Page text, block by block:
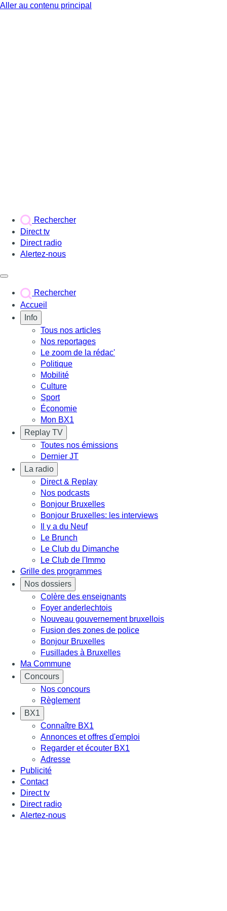
Aller au contenu principal
Rechercher
Direct tv
Direct radio
Alertez-nous
Rechercher
Accueil
Info
Tous nos articles
Nos reportages
Le zoom de la rédac'
Politique
Mobilité
Culture
Sport
Économie
Mon BX1
Replay TV
Toutes nos émissions
Dernier JT
La radio
Direct & Replay
Nos podcasts
Bonjour Bruxelles
Bonjour Bruxelles: les interviews
Il y a du Neuf
Le Brunch
Le Club du Dimanche
Le Club de l'Immo
Grille des programmes
Nos dossiers
Colère des enseignants
Foyer anderlechtois
Nouveau gouvernement bruxellois
Fusion des zones de police
Bonjour Bruxelles
Fusillades à Bruxelles
Ma Commune
Concours
Nos concours
Règlement
BX1
Connaître BX1
Annonces et offres d'emploi
Regarder et écouter BX1
Adresse
Publicité
Contact
Direct tv
Direct radio
Alertez-nous